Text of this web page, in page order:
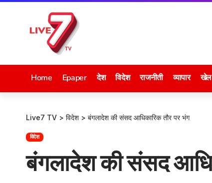
Home Epaper देश विदेश राजनीती व्यापार खेल
Live7 TV > विदेश > बंगलादेश की संसद आधिकारिक तौर पर भंग
विदेश
बंगलादेश की संसद